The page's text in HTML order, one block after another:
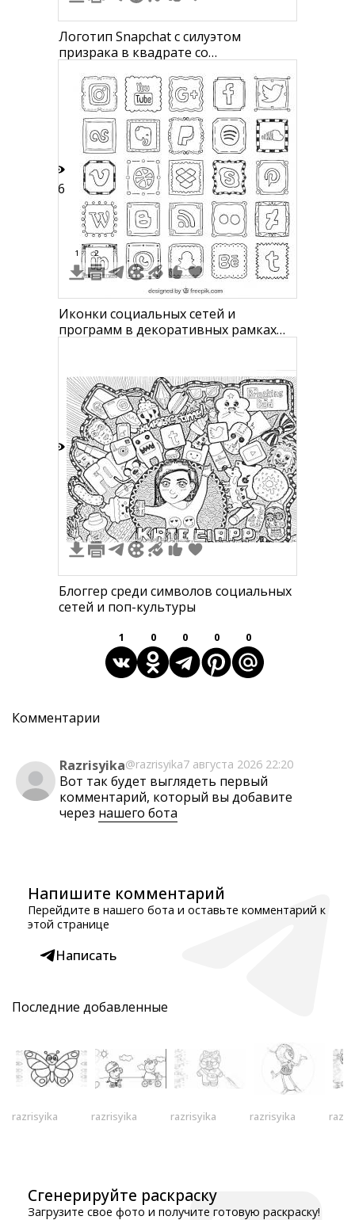
Логотип Snapchat с силуэтом
призрака в квадрате со
36
1 2
Иконки социальных сетей и
программ в декоративных рамках
1 1 1 1
Блоггер среди символов социальных
сетей и поп-культуры
1 0 0 0 0
Комментарии
Razrisyika@razrisyika7 августа 2026 22:20
Вот так будет выглядеть первый
комментарий, который вы добавите
через нашего бота
Напишите комментарий
Перейдите в нашего бота и оставьте комментарий к
этой странице
Написать
Последние добавленные
razrisyika razrisyika razrisyika razrisyika
Сгенерируйте раскраску
Загрузите свое фото и получите готовую раскраску!